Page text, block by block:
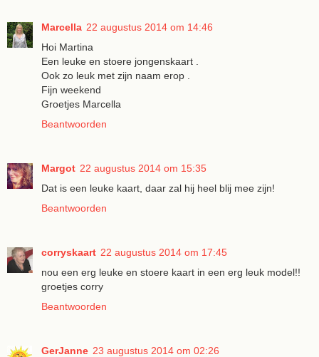
Marcella 22 augustus 2014 om 14:46
Hoi Martina
Een leuke en stoere jongenskaart .
Ook zo leuk met zijn naam erop .
Fijn weekend
Groetjes Marcella
Beantwoorden
Margot 22 augustus 2014 om 15:35
Dat is een leuke kaart, daar zal hij heel blij mee zijn!
Beantwoorden
corryskaart 22 augustus 2014 om 17:45
nou een erg leuke en stoere kaart in een erg leuk model!!
groetjes corry
Beantwoorden
GerJanne 23 augustus 2014 om 02:26